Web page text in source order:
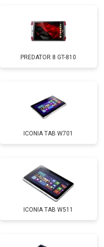
PREDATOR 8 GT-810
ICONIA TAB W701
ICONIA TAB W511